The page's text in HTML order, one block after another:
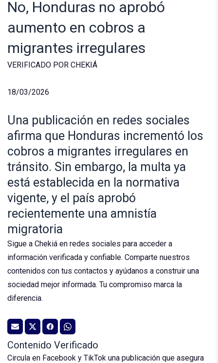
No, Honduras no aprobó
aumento en cobros a
migrantes irregulares
VERIFICADO POR CHEKIÁ
18/03/2026
Una publicación en redes sociales
afirma que Honduras incrementó los
cobros a migrantes irregulares en
tránsito. Sin embargo, la multa ya
está establecida en la normativa
vigente, y el país aprobó
recientemente una amnistía
migratoria
Sigue a Chekiá en redes sociales para acceder a
información verificada y confiable. Comparte nuestros
contenidos con tus contactos y ayúdanos a construir una
sociedad mejor informada. Tu compromiso marca la
diferencia.
Contenido Verificado
Circula en Facebook y TikTok una publicación que asegura